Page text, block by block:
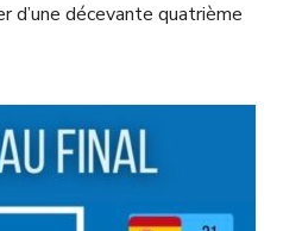
décevante quatrième